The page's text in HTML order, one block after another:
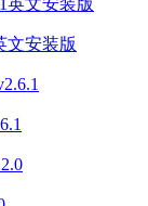
文安装版